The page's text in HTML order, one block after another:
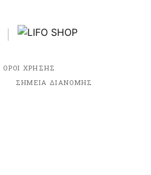
ΟΡΟΙ ΧΡΗΣΗΣ
ΣΗΜΕΙΑ ΔΙΑΝΟΜΗΣ